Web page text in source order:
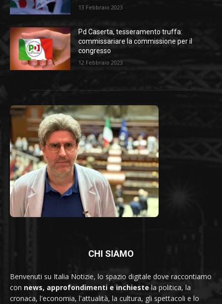
13 Febbraio 2023
Pd Caserta, tesseramento truffa:
commissariare la commissione per il
congresso
12 Febbraio 2023
CHI SIAMO
Benvenuti su Italia Notizie, lo spazio digitale dove raccontiamo
con news, approfondimenti e inchieste la politica, la
cronaca, l'economia, l'attualità, la cultura, gli spettacoli e lo